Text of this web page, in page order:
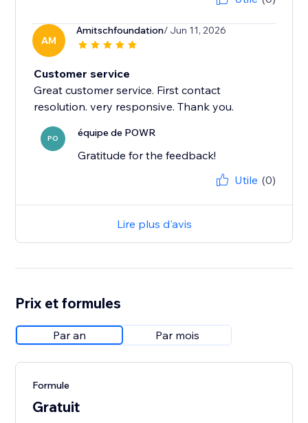
AM
Amitschfoundation/ Jun 11, 2026
Customer service
Great customer service. First contact
PO équipe de POWR
Gratitude for the feedback!
Utile (0)
Lire plus d'avis
Prix et formules
Par an Par mois
Formule
Gratuit